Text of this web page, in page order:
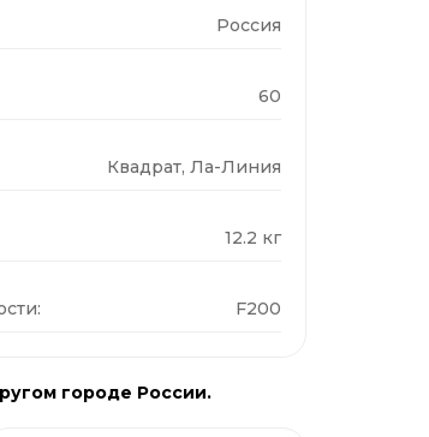
Россия
60
Квадрат, Ла-Линия
12.2 кг
F200
городе России.